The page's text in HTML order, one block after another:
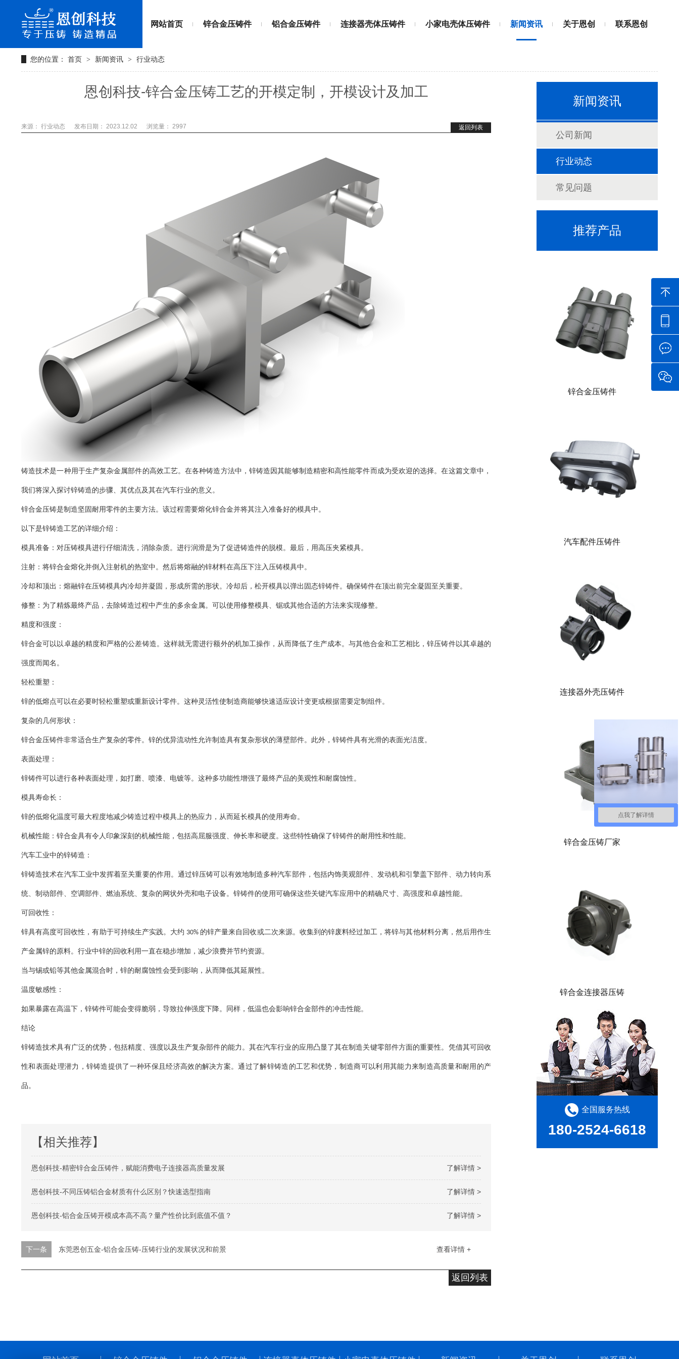
网站首页 锌合金压铸件 铝合金压铸件 连接器壳体压铸件 小家电壳体压铸件 新闻资讯 关于恩创 联系恩创
您的位置： 首页 > 新闻资讯 > 行业动态
恩创科技-锌合金压铸工艺的开模定制，开模设计及加工
返回列表
来源： 行业动态 发布日期： 2023.12.02 浏览量： 2997
铸造技术是一种用于生产复杂金属部件的高效工艺。在各种铸造方法中，锌铸造因其能够制造精密和高性能零件而成为受欢迎的选择。在这篇文章中，
我们将深入探讨锌铸造的步骤、其优点及其在汽车行业的意义。
锌合金压铸是制造坚固耐用零件的主要方法。该过程需要熔化锌合金并将其注入准备好的模具中。
以下是锌铸造工艺的详细介绍：
模具准备：对压铸模具进行仔细清洗，消除杂质。进行润滑是为了促进铸造件的脱模。最后，用高压夹紧模具。
注射：将锌合金熔化并倒入注射机的热室中。然后将熔融的锌材料在高压下注入压铸模具中。
冷却和顶出：熔融锌在压铸模具内冷却并凝固，形成所需的形状。冷却后，松开模具以弹出固态锌铸件。确保铸件在顶出前完全凝固至关重要。
修整：为了精炼最终产品，去除铸造过程中产生的多余金属。可以使用修整模具、锯或其他合适的方法来实现修整。
精度和强度：
锌合金可以以卓越的精度和严格的公差铸造。这样就无需进行额外的机加工操作，从而降低了生产成本。与其他合金和工艺相比，锌压铸件以其卓越的
强度而闻名。
轻松重塑：
锌的低熔点可以在必要时轻松重塑或重新设计零件。这种灵活性使制造商能够快速适应设计变更或根据需要定制组件。
复杂的几何形状：
锌合金压铸件非常适合生产复杂的零件。锌的优异流动性允许制造具有复杂形状的薄壁部件。此外，锌铸件具有光滑的表面光洁度。
表面处理：
锌铸件可以进行各种表面处理，如打磨、喷漆、电镀等。这种多功能性增强了最终产品的美观性和耐腐蚀性。
模具寿命长：
锌的低熔化温度可最大程度地减少铸造过程中模具上的热应力，从而延长模具的使用寿命。
机械性能：锌合金具有令人印象深刻的机械性能，包括高屈服强度、伸长率和硬度。这些特性确保了锌铸件的耐用性和性能。
汽车工业中的锌铸造：
锌铸造技术在汽车工业中发挥着至关重要的作用。通过锌压铸可以有效地制造多种汽车部件，包括内饰美观部件、发动机和引擎盖下部件、动力转向系
统、制动部件、空调部件、燃油系统、复杂的网状外壳和电子设备。锌铸件的使用可确保这些关键汽车应用中的精确尺寸、高强度和卓越性能。
可回收性：
锌具有高度可回收性，有助于可持续生产实践。大约 30% 的锌产量来自回收或二次来源。收集到的锌废料经过加工，将锌与其他材料分离，然后用作生
产金属锌的原料。行业中锌的回收利用一直在稳步增加，减少浪费并节约资源。
当与锡或铅等其他金属混合时，锌的耐腐蚀性会受到影响，从而降低其延展性。
温度敏感性：
如果暴露在高温下，锌铸件可能会变得脆弱，导致拉伸强度下降。同样，低温也会影响锌合金部件的冲击性能。
结论
锌铸造技术具有广泛的优势，包括精度、强度以及生产复杂部件的能力。其在汽车行业的应用凸显了其在制造关键零部件方面的重要性。凭借其可回收
性和表面处理潜力，锌铸造提供了一种环保且经济高效的解决方案。通过了解锌铸造的工艺和优势，制造商可以利用其能力来制造高质量和耐用的产
品。
【相关推荐】
了解详情 >
恩创科技-精密锌合金压铸件，赋能消费电子连接器高质量发展
了解详情 >
恩创科技-不同压铸铝合金材质有什么区别？快速选型指南
了解详情 >
恩创科技-铝合金压铸开模成本高不高？量产性价比到底值不值？
查看详情 +
下一条 东莞恩创五金-铝合金压铸-压铸行业的发展状况和前景
返回列表
新闻资讯
公司新闻
行业动态
常见问题
推荐产品
锌合金压铸件
汽车配件压铸件
连接器外壳压铸件
锌合金压铸厂家
锌合金连接器压铸
全国服务热线
180-2524-6618
点我了解详情